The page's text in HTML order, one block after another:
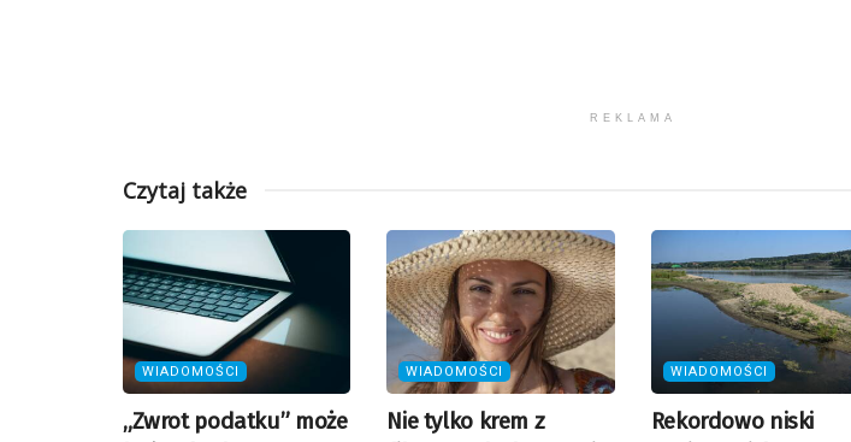
REKLAMA
Czytaj także
WIADOMOŚCI
„Zwrot podatku” może
WIADOMOŚCI
Nie tylko krem z
WIADOMOŚCI
Rekordowo niski